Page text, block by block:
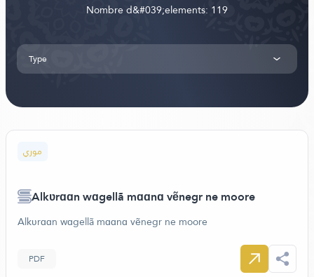
Nombre d&#039;elements: 119
Type
موري
Alkʋrɑɑn wɑgellã mɑɑnɑ vẽnegr ne moore
Alkʋrɑɑn wɑgellã mɑɑnɑ vẽnegr ne moore
PDF